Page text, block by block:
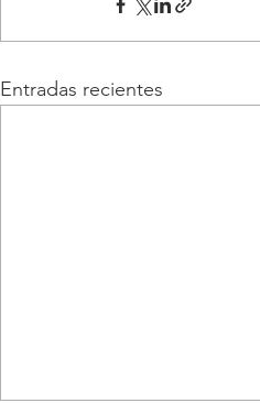
Entradas recientes